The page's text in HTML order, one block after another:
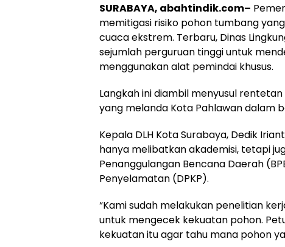
SURABAYA, abahtindik.com–
memitigasi risiko pohon tumbang
cuaca ekstrem. Terbaru, Dinas
sejumlah perguruan tinggi untuk
menggunakan alat pemindai khusus.
Langkah ini diambil menyusul
yang melanda Kota Pahlawan dalam
Kepala DLH Kota Surabaya, Dedik
hanya melibatkan akademisi, tetapi
Penanggulangan Bencana Daerah
Penyelamatan (DPKP).
“Kami sudah melakukan penelitian
untuk mengecek kekuatan pohon.
kekuatan itu agar tahu mana pohon